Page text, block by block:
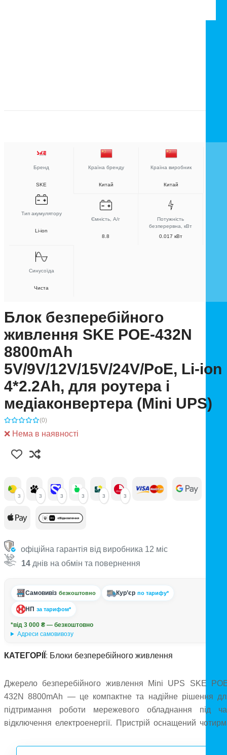
Бренд
SKE
Країна бренду
Китай
Країна виробник
Китай
Тип акумулятору
Li-ion
Ємність, А/г
8.8
Потужність
безперервна, кВт
0.017 кВт
Синусоїда
Чиста
Блок безперебійного
живлення SKE POE-432N
8800mAh
5V/9V/12V/15V/24V/PoE, Li-ion
4*2.2Ah, для роутера і
медіаконвертера (Mini UPS)
(0)
❌ Нема в наявності
3 3 3 3 3 3
офіційна гарантія від виробника 12 міс
14 днів на обмін та повернення
Самовивіз безкоштовно Кур’єр по тарифу*
НП за тарифом*
*від 3 000 ₴ — безкоштовно
Адреси самовивозу
КАТЕГОРІЇ : Блоки безперебійного живлення
Джерело безперебійного живлення Mini UPS SKE
432N 8800mAh — це компактне та надійне рішення
підтримання роботи мережевого обладнання під
відключення електроенергії. Пристрій оснащений
(загальна ємність 8800 мА·год), що забезпечує